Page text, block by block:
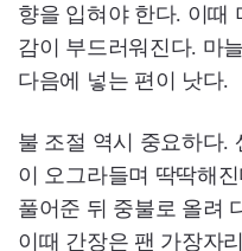
향을 입혀야 한다. 이때
감이 부드러워진다. 마
다음에 넣는 편이 낫다.
불 조절 역시 중요하다.
이 오그라들며 딱딱해
풀어준 뒤 중불로 올려
이때 간장은 팬 가장자